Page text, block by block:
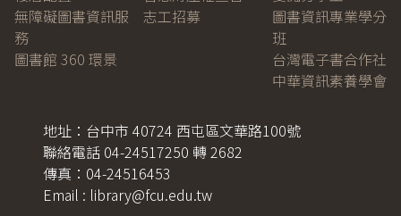
無障礙圖書資訊服
務
圖書館 360 環景
志工招募
圖書資訊專業學分
班
台灣電子書合作社
中華資訊素養學會
地址：台中市 40724 西屯區文華路100號
聯絡電話 04-24517250 轉 2682
傳真：04-24516453
Email : library@fcu.edu.tw